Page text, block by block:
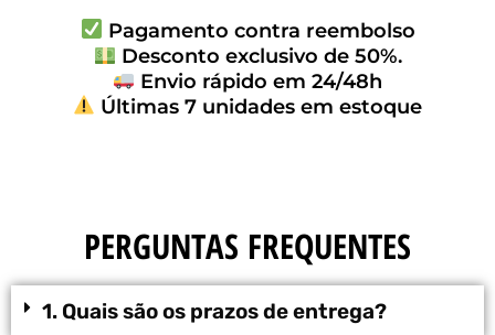
Pagamento contra reembolso
Desconto exclusivo de 50%.
Envio rápido em 24/48h
Últimas 7 unidades em estoque
PERGUNTAS FREQUENTES
1. Quais são os prazos de entrega?